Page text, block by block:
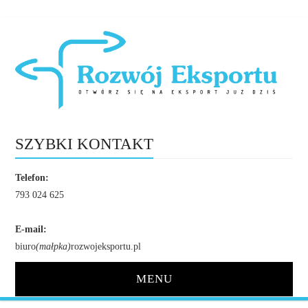
SZYBKI KONTAKT
Telefon:
793 024 625
E-mail:
biuro(małpka)rozwojeksportu.pl
MENU